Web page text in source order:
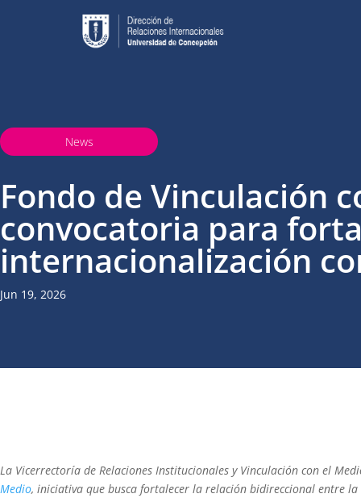
News
Fondo de Vinculación
convocatoria para
internacionalización
Jun 19, 2026
La Vicerrectoría de Relaciones Institucionales y Vinculación con el
Medio, iniciativa que busca fortalecer la relación bidireccional entre